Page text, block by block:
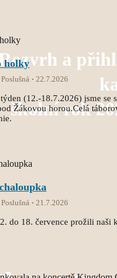
a
školní rok
holky
22.7.2026
(12.-18.7.2026) jsme se
Žákovou horou.Celá
21.7.2026
do 18. července prožili naši